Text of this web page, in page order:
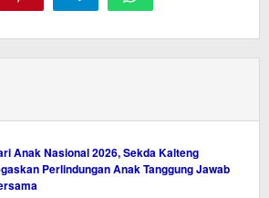
Anak Nasional 2026, Sekda Kalteng
Perlindungan Anak Tanggung Jawab